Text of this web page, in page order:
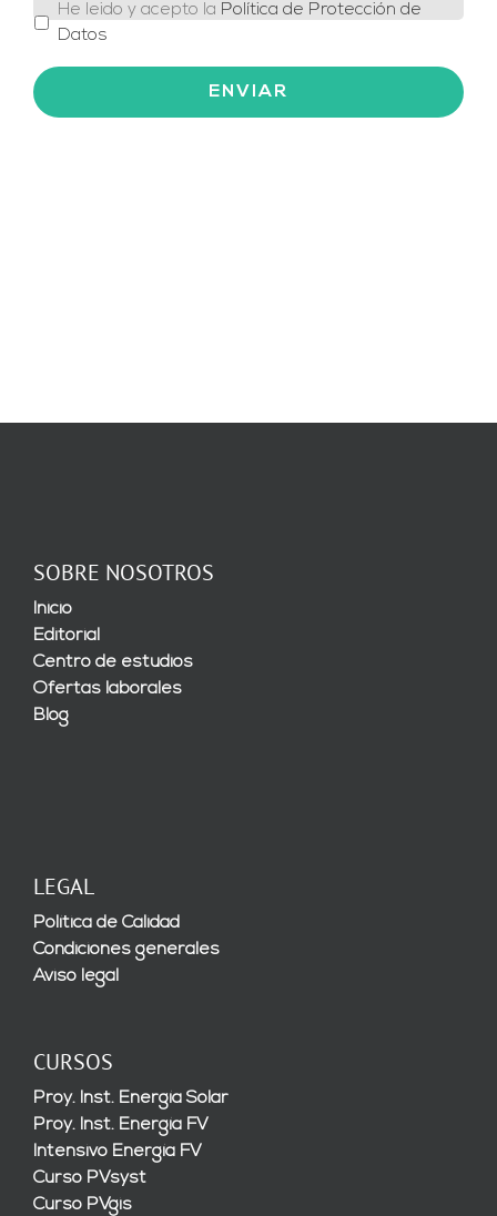
He leido y acepto la Política de Protección de
Datos
SOBRE NOSOTROS
Inicio
Editorial
Centro de estudios
Ofertas laborales
Blog
LEGAL
Política de Calidad
Condiciones generales
Aviso legal
CURSOS
Proy. Inst. Energía Solar
Proy. Inst. Energía FV
Intensivo Energía FV
Curso PVsyst
Curso PVgis